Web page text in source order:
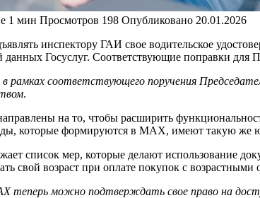
1 мин Просмотров 198 Опубликовано 20.01.2026
инспектору ГАИ свое водительское
данных Госуслуг. Соответствующие поправки
рамках соответствующего поручения
.
на то, чтобы расширить
которые формируются в MAX, имеют такую же
список мер, которые делают использование
свой возраст при оплате покупок с
теперь можно подтверждать свое право на